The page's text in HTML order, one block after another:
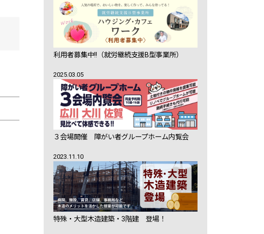
利用者募集中!!（就労継続支援B型事業所）
2025.03.05
３会場開催 障がい者グループホーム内覧会
2023.11.10
特殊・大型木造建築・3階建 登場！